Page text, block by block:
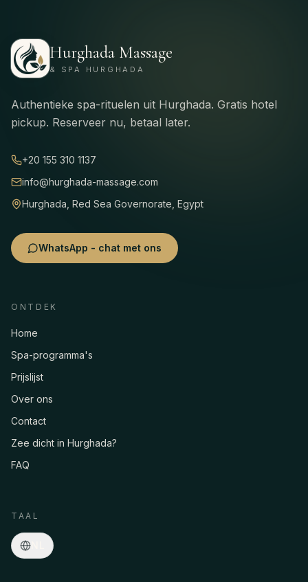
Hurghada Massage
& SPA HURGHADA
Authentieke spa-rituelen uit Hurghada. Gratis hotel
pickup. Reserveer nu, betaal later.
+20 155 310 1137
info@hurghada-massage.com
Hurghada, Red Sea Governorate, Egypt
WhatsApp - chat met ons
ONTDEK
Home
Spa-programma's
Prijslijst
Over ons
Contact
Zee dicht in Hurghada?
FAQ
TAAL